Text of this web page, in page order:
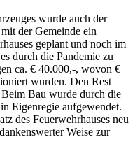
wurde auch der
der Gemeinde ein
geplant und noch im
durch die Pandemie zu
ca. € 40.000,-, wovon €
wurden. Den Rest
Bau wurde durch die
Eigenregie aufgewendet.
des Feuerwehrhauses neu
Weise zur